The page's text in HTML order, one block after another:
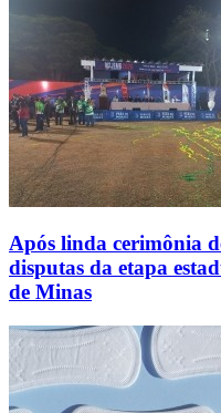
Após linda cerimônia
disputas da etapa
de Minas